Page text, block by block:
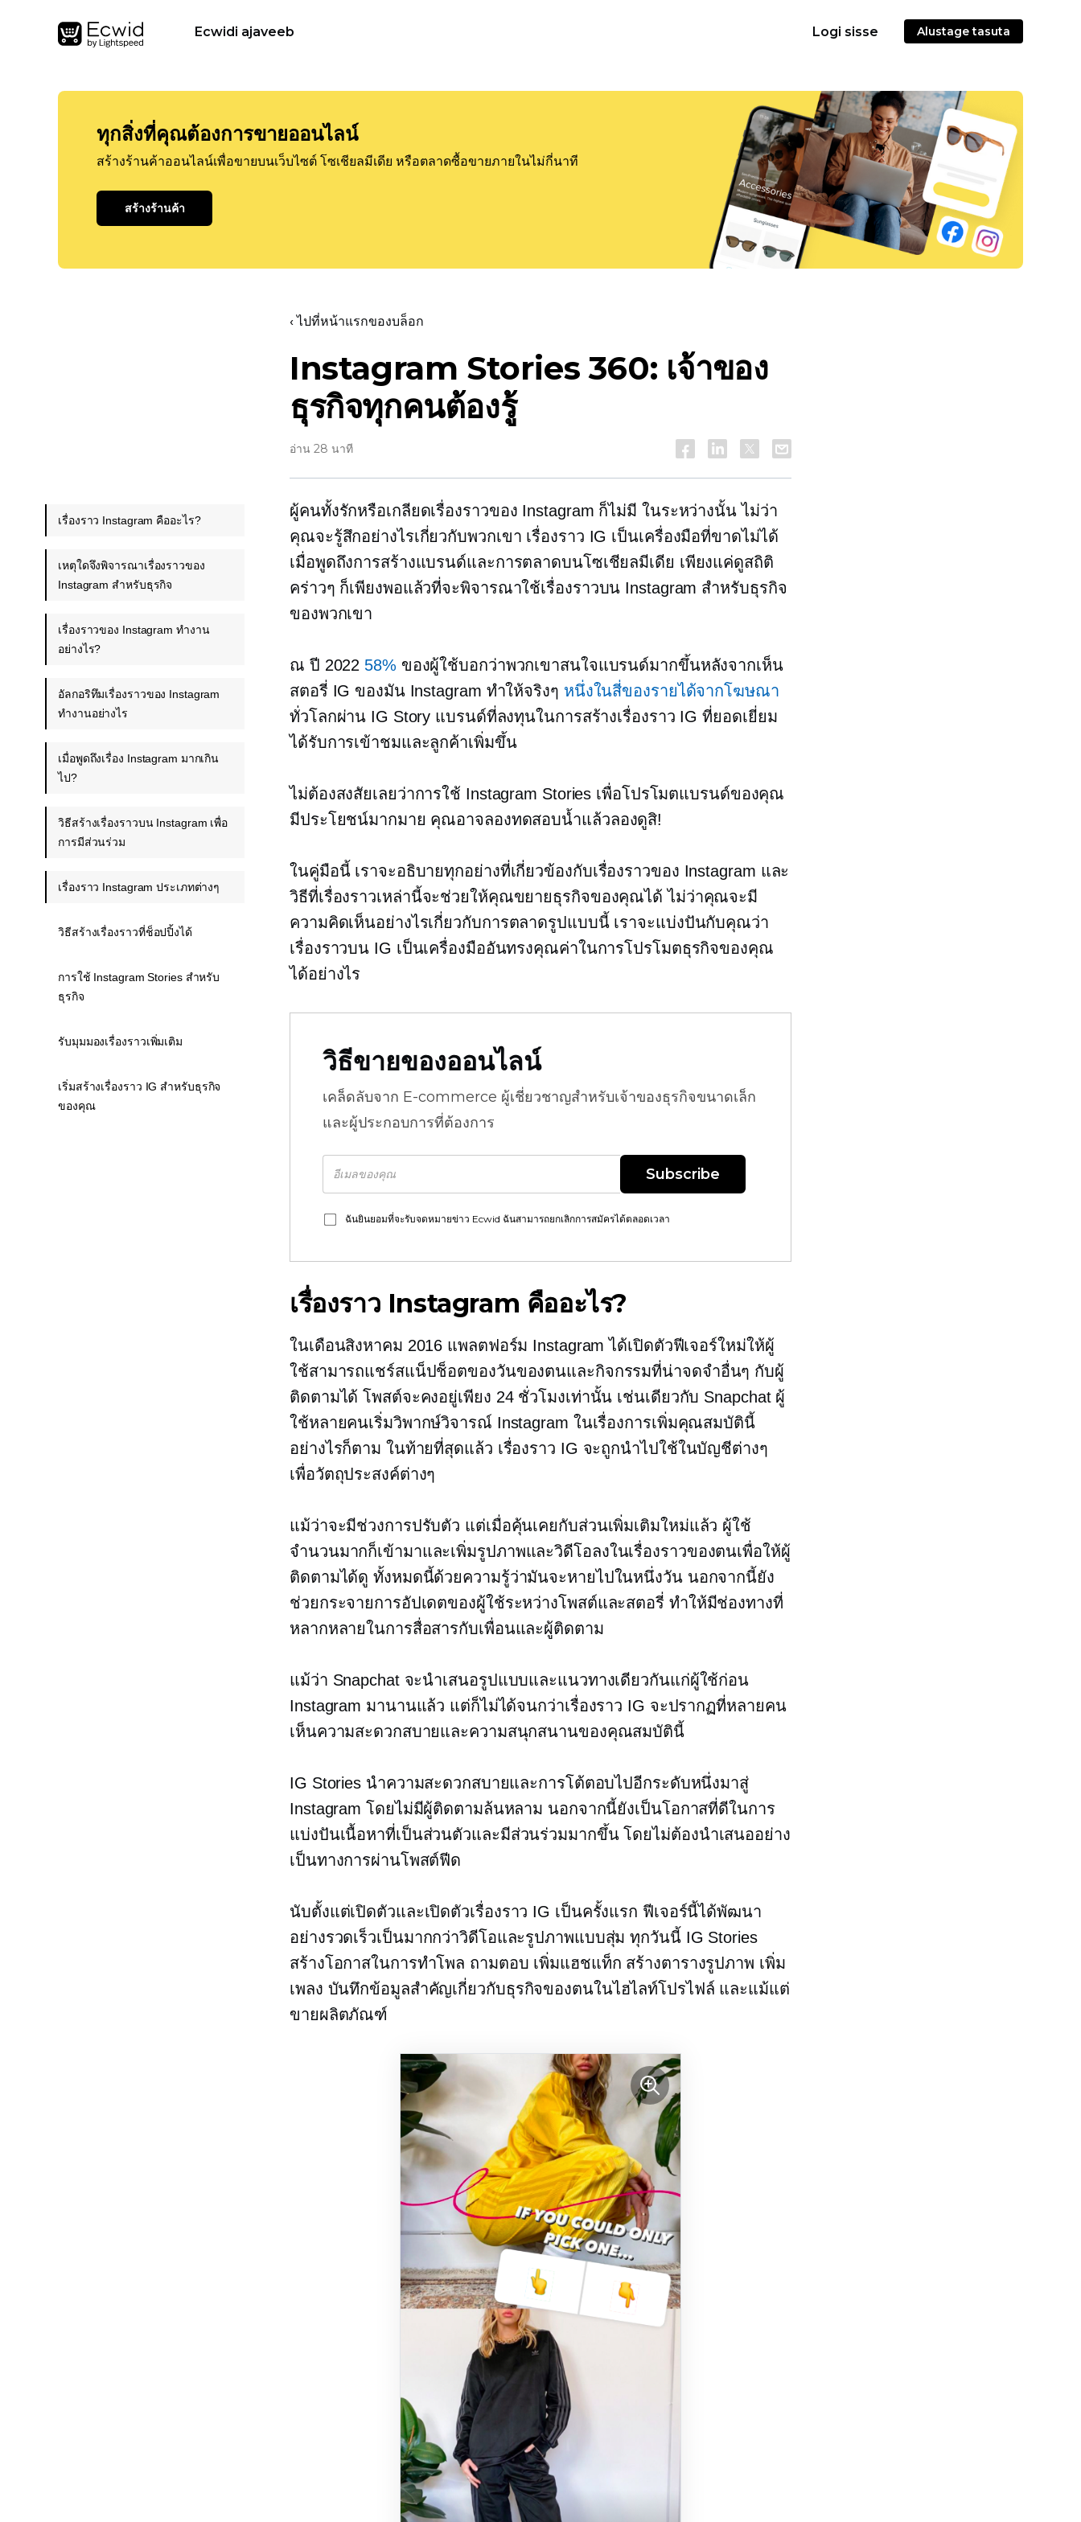
Ecwidi ajaveeb Logi sisse Alustage tasuta
ทุกสิ่งที่คุณต้องการขายออนไลน์
สร้างร้านค้าออนไลน์เพื่อขายบนเว็บไซต์ โซเชียลมีเดีย หรือตลาดซื้อขายภายในไม่กี่นาที
สร้างร้านค้า
‹ ไปที่หน้าแรกของบล็อก
Instagram Stories 360: เจ้าของ
ธุรกิจทุกคนต้องรู้
อ่าน 28 นาที
ผู้คนทั้งรักหรือเกลียดเรื่องราวของ Instagram ก็ไม่มี ในระหว่างนั้นไม่ว่า
คุณจะรู้สึกอย่างไรเกี่ยวกับพวกเขา เรื่องราว IG เป็นเครื่องมือที่ขาดไม่ได้
เมื่อพูดถึงการสร้างแบรนด์และการตลาดบนโซเชียลมีเดีย เพียงแค่ดูสถิติ
คร่าวๆ ก็เพียงพอแล้วที่จะพิจารณาใช้เรื่องราวบน Instagram สำหรับธุรกิจ
ของพวกเขา
ณ ปี 2022 58% ของผู้ใช้บอกว่าพวกเขาสนใจแบรนด์มากขึ้นหลังจากเห็น
สตอรี่ IG ของมัน Instagram ทำให้จริงๆ หนึ่งในสี่ของรายได้จากโฆษณา
ทั่วโลกผ่าน IG Story แบรนด์ที่ลงทุนในการสร้างเรื่องราว IG ที่ยอดเยี่ยม
ได้รับการเข้าชมและลูกค้าเพิ่มขึ้น
ไม่ต้องสงสัยเลยว่าการใช้ Instagram Stories เพื่อโปรโมตแบรนด์ของคุณ
มีประโยชน์มากมาย คุณอาจลองทดสอบน้ำแล้วลองดูสิ!
ในคู่มือนี้ เราจะอธิบายทุกอย่างที่เกี่ยวข้องกับเรื่องราวของ Instagram และ
วิธีที่เรื่องราวเหล่านี้จะช่วยให้คุณขยายธุรกิจของคุณได้ ไม่ว่าคุณจะมี
ความคิดเห็นอย่างไรเกี่ยวกับการตลาดรูปแบบนี้ เราจะแบ่งปันกับคุณว่า
เรื่องราวบน IG เป็นเครื่องมืออันทรงคุณค่าในการโปรโมตธุรกิจของคุณ
ได้อย่างไร
วิธีขายของออนไลน์
เคล็ดลับจาก E-commerce ผู้เชี่ยวชาญสำหรับเจ้าของธุรกิจขนาดเล็ก
และผู้ประกอบการที่ต้องการ
Subscribe
ฉันยินยอมที่จะรับจดหมายข่าว Ecwid ฉันสามารถยกเลิกการสมัครได้ตลอดเวลา
เรื่องราว Instagram คืออะไร?
ในเดือนสิงหาคม 2016 แพลตฟอร์ม Instagram ได้เปิดตัวฟีเจอร์ใหม่ให้ผู้
ใช้สามารถแชร์สแน็ปช็อตของวันของตนและกิจกรรมที่น่าจดจำอื่นๆ กับผู้
ติดตามได้ โพสต์จะคงอยู่เพียง 24 ชั่วโมงเท่านั้น เช่นเดียวกับ Snapchat ผู้
ใช้หลายคนเริ่มวิพากษ์วิจารณ์ Instagram ในเรื่องการเพิ่มคุณสมบัตินี้
อย่างไรก็ตาม ในท้ายที่สุดแล้ว เรื่องราว IG จะถูกนำไปใช้ในบัญชีต่างๆ
เพื่อวัตถุประสงค์ต่างๆ
แม้ว่าจะมีช่วงการปรับตัว แต่เมื่อคุ้นเคยกับส่วนเพิ่มเติมใหม่แล้ว ผู้ใช้
จำนวนมากก็เข้ามาและเพิ่มรูปภาพและวิดีโอลงในเรื่องราวของตนเพื่อให้ผู้
ติดตามได้ดู ทั้งหมดนี้ด้วยความรู้ว่ามันจะหายไปในหนึ่งวัน นอกจากนี้ยัง
ช่วยกระจายการอัปเดตของผู้ใช้ระหว่างโพสต์และสตอรี่ ทำให้มีช่องทางที่
หลากหลายในการสื่อสารกับเพื่อนและผู้ติดตาม
แม้ว่า Snapchat จะนำเสนอรูปแบบและแนวทางเดียวกันแก่ผู้ใช้ก่อน
Instagram มานานแล้ว แต่ก็ไม่ได้จนกว่าเรื่องราว IG จะปรากฏที่หลายคน
เห็นความสะดวกสบายและความสนุกสนานของคุณสมบัตินี้
IG Stories นำความสะดวกสบายและการโต้ตอบไปอีกระดับหนึ่งมาสู่
Instagram โดยไม่มีผู้ติดตามล้นหลาม นอกจากนี้ยังเป็นโอกาสที่ดีในการ
แบ่งปันเนื้อหาที่เป็นส่วนตัวและมีส่วนร่วมมากขึ้น โดยไม่ต้องนำเสนออย่าง
เป็นทางการผ่านโพสต์ฟีด
นับตั้งแต่เปิดตัวและเปิดตัวเรื่องราว IG เป็นครั้งแรก ฟีเจอร์นี้ได้พัฒนา
อย่างรวดเร็วเป็นมากกว่าวิดีโอและรูปภาพแบบสุ่ม ทุกวันนี้ IG Stories
สร้างโอกาสในการทำโพล ถามตอบ เพิ่มแฮชแท็ก สร้างตารางรูปภาพ เพิ่ม
เพลง บันทึกข้อมูลสำคัญเกี่ยวกับธุรกิจของตนในไฮไลท์โปรไฟล์ และแม้แต่
ขายผลิตภัณฑ์
เรื่องราว Instagram คืออะไร?
เหตุใดจึงพิจารณาเรื่องราวของ
Instagram สำหรับธุรกิจ
เรื่องราวของ Instagram ทำงาน
อย่างไร?
อัลกอริทึมเรื่องราวของ Instagram
ทำงานอย่างไร
เมื่อพูดถึงเรื่อง Instagram มากเกิน
ไป?
วิธีสร้างเรื่องราวบน Instagram เพื่อ
การมีส่วนร่วม
เรื่องราว Instagram ประเภทต่างๆ
วิธีสร้างเรื่องราวที่ช็อปปิ้งได้
การใช้ Instagram Stories สำหรับ
ธุรกิจ
รับมุมมองเรื่องราวเพิ่มเติม
เริ่มสร้างเรื่องราว IG สำหรับธุรกิจ
ของคุณ